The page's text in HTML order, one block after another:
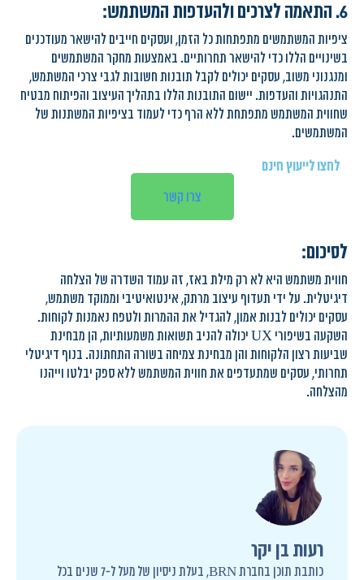
6. התאמה לצרכים ולהעדפות המשתמש:
ציפיות המשתמשים מתפתחות כל הזמן, ועסקים חייבים להישאר מעודכנים
בשינויים הללו כדי להישאר תחרותיים. באמצעות מחקר המשתמשים
ומנגנוני משוב, עסקים יכולים לקבל תובנות חשובות לגבי צרכי המשתמש,
התנהגויות והעדפות. יישום התובנות הללו בתהליך העיצוב והפיתוח מבטיח
שחווית המשתמש מתפתחת ללא הרף כדי לעמוד בציפיות המשתנות של
המשתמשים.
לחצו לייעוץ חינם
צרו קשר
לסיכום:
חווית משתמש היא לא רק מילת באז, זה עמוד השדרה של הצלחה
דיגיטלית. על ידי תעדוף עיצוב מרתק, אינטואיטיבי וממוקד משתמש,
עסקים יכולים לבנות אמון, להגדיל את ההמרות ולטפח נאמנות לקוחות.
השקעה בשיפורי UX יכולה להניב תשואות משמעותיות, הן מבחינת
שביעות רצון הלקוחות והן מבחינת צמיחה בשורה התחתונה. בנוף דיגיטלי
תחרותי, עסקים שמתעדפים את חווית המשתמש ללא ספק יבלטו וייהנו
מהצלחה.
רעות בן יקר
כותבת תוכן בחברת BRN, בעלת ניסיון של מעל ל-7 שנים בכל